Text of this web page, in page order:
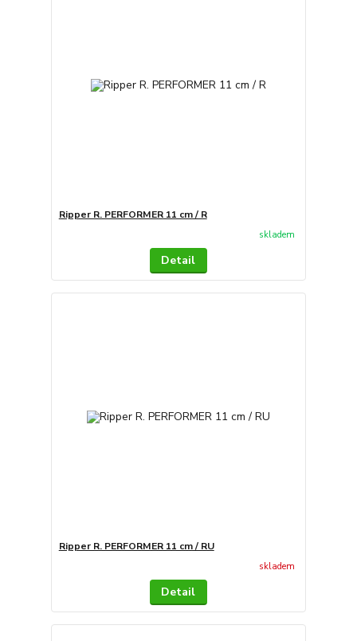
Ripper R. PERFORMER 11 cm / R
skladem
Detail
Ripper R. PERFORMER 11 cm / RU
skladem
Detail